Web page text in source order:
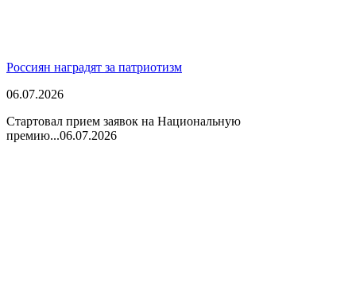
Россиян наградят за патриотизм
06.07.2026
Стартовал прием заявок на Национальную
премию...06.07.2026